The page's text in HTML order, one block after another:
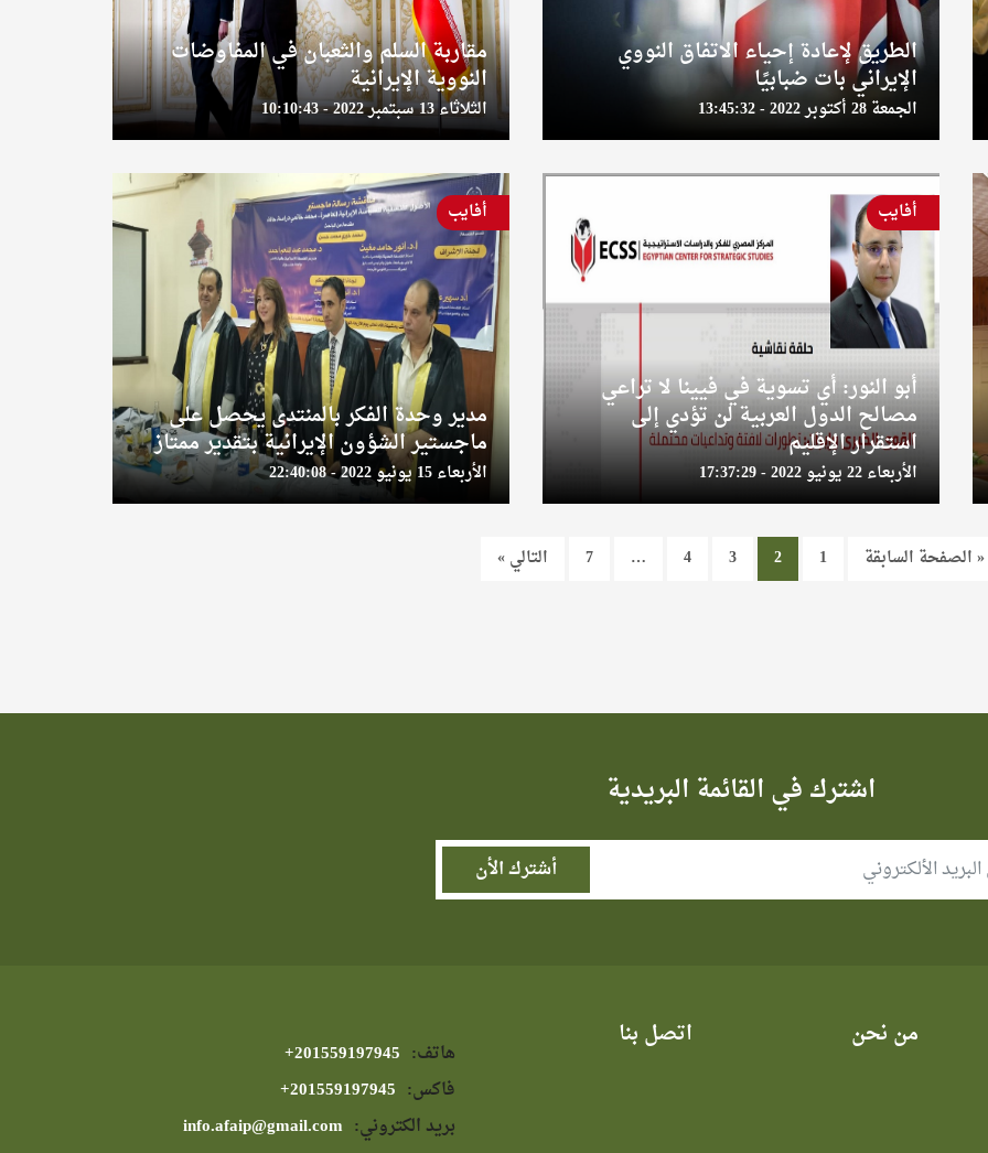
الطريق لإعادة إحياء الاتفاق النووي
الإيراني بات ضبابيًا
الجمعة 28 أكتوبر 2022 - 13:45:32
مقاربة السلم والثعبان في المفاوضات
النووية الإيرانية
الثلاثاء 13 سبتمبر 2022 - 10:10:43
أبو النور: أي تسوية في فيينا لا تراعي
مصالح الدول العربية لن تؤدي إلى
استقرار الإقليم
الأربعاء 22 يونيو 2022 - 17:37:29
أفايب
مدير وحدة الفكر بالمنتدى يحصل على
ماجستير الشؤون الإيرانية بتقدير ممتاز
الأربعاء 15 يونيو 2022 - 22:40:08
أفايب
« الصفحة السابقة 1
2
3
4
…
7 التالي »
اشترك في القائمة البريدية
من نحن اتصل بنا
هاتف:
فاكس:
بريد الكتروني: